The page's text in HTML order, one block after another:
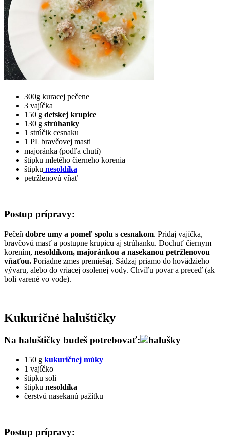
300g kuracej pečene
3 vajíčka
150 g detskej krupice
130 g strúhanky
1 strúčik cesnaku
1 PL bravčovej masti
majoránka (podľa chuti)
štipku mletého čierneho korenia
štipku nesoldíka
petržlenovú vňať
Postup prípravy:
Pečeň dobre umy a pomeľ spolu s cesnakom. Pridaj vajíčka,
bravčovú masť a postupne krupicu aj strúhanku. Dochuť čiernym
korením, nesoldíkom, majoránkou a nasekanou petržlenovou
vňaťou. Poriadne zmes premiešaj. Sádzaj priamo do hovädzieho
vývaru, alebo do vriacej osolenej vody. Chvíľu povar a preceď (ak
boli varené vo vode).
Kukuričné haluštičky
Na haluštičky budeš potrebovať:
150 g kukuričnej múky
1 vajíčko
štipku soli
štipku nesoldíka
čerstvú nasekanú pažítku
Postup prípravy: